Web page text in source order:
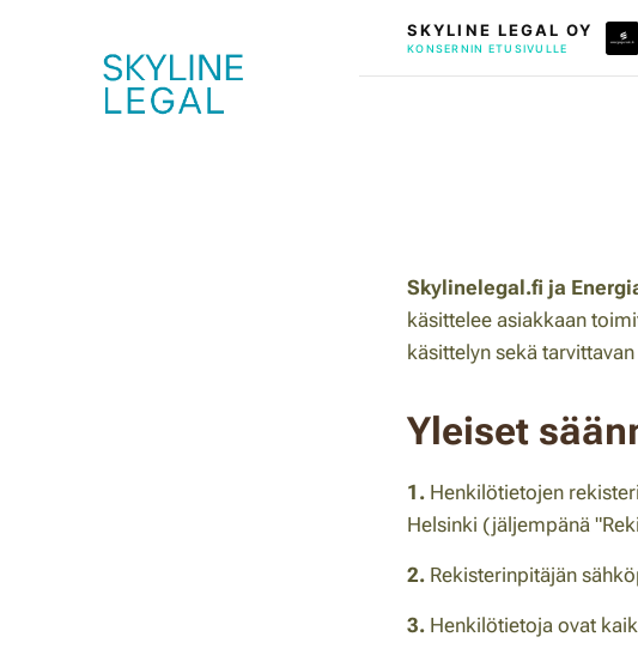
SKYLINE LEGAL OY
KONSERNIN ETUSIVULLE
Skylinelegal.fi ja
käsittelee asiakkaan
käsittelyn sekä
Yleiset
1. Henkilötietojen
Helsinki (jäljempänä
2. Rekisterinpitäjän
3. Henkilötietoja ovat